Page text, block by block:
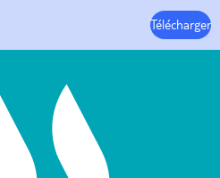
! Télécharger